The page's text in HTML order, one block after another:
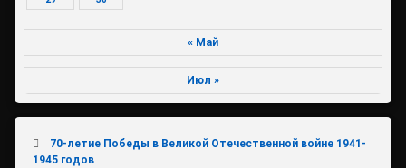
« Май
Июл »
70-летие Победы в Великой Отечественной войне 1941-
1945 годов